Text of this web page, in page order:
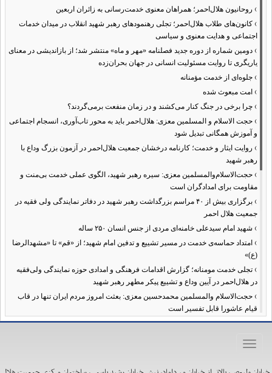
› روحانیون هلال‌احمر؛ همراهان معنوی خدمت‌رسانی به زائران اربعین
› کانون‌های طلاب هلال‌احمر؛ تجلی رهنمودهای رهبر شهید انقلاب در میدان خدمات
اجتماعی و هدایت معنوی و سیاسی
› دومین شماره از دوره جدید فصلنامه «مهر و ماه» منتشر شد؛ از بازاندیشی در معنای
یاریگری تا روایت مسئولیت انسانی در جهان بحران‌زده
› جلوه‌ای از خدمت مؤمنانه
› امت مبعوث شده
› چرا برخی در جنگ کنار می‌کشند و در زمان منفعت برمی‌گردند؟
› حجت الاسلام و المسلمین معزی: هلال‌احمر باید به محور تاب‌آوری، انسجام اجتماعی
و آموزش همگانی تبدیل شود
› روایت ایثار و خدمت؛ کارنامه درخشان جمعیت هلال‌احمر در آزمون بزرگ وداع با
رهبر شهید
› حجت‌الاسلام‌والمسلمین معزی: سیره رهبر شهید، الگوی عملی خدمت بی‌منت و
مقاومت برای امدادگران است
›
برگزاری بیش از ۴۰ مراسم بزرگداشت رهبر شهید در دفاتر نمایندگی ولی فقیه در
جمعیت هلال احمر
› شهید امام سیدعلی خامنه‌ای مردی از جنس انسان ۲۵۰ ساله
› امتداد حماسه‌ی خدمت در مسیر تشییع و تدفین امام شهید؛ از «قم» تا «مشهدالرضا
(ع)»
› تجلی خدمت مومنانه؛ گزارش اقدامات فرهنگی و امدادی حوزه نمایندگی ولی‌فقیه
در هلال‌احمر در آیین وداع و تشییع پیکر مطهر رهبر شهید
› حجت‌الاسلام والمسلمین محمدحسین معزی: بعثت امروز مردم ایران تنها در قاب
قیام عاشورا قابل تفسیر است
›آمادگی همه‌جانبه معاونت فرهنگی حوزه نمایندگی ولی‌فقیه هلال‌احمر برای
›طنین نوای حسینی در ساختمان صلح؛ ویژه‌برنامه‌های عزاداری دهه اول محرم در
Toggle